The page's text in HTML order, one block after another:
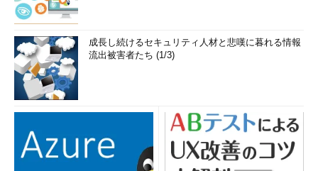
成長し続けるセキュリティ人材と悲嘆に暮れる情報
流出被害者たち (1/3)